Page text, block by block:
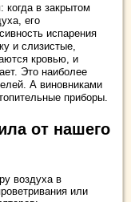
когда в закрытом
его
испарения
и слизистые,
кровью, и
Это наиболее
А виновниками
приборы.
от нашего
воздуха в
или